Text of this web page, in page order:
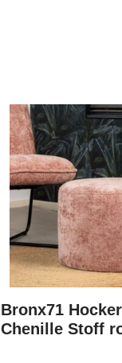
Bronx71
Chenille Stoff